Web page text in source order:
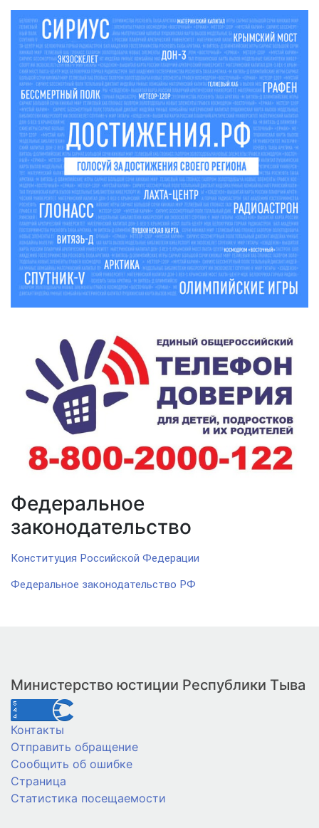
Федеральное
законодательство
Конституция Российской Федерации
Федеральное законодательство РФ
Министерство юстиции Республики Тыва
Контакты
Отправить обращение
Сообщить об ошибке
Страница
Статистика посещаемости